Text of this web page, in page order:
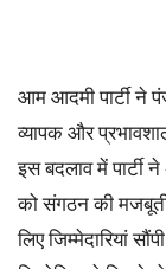
आम आदमी पार्टी
व्यापक और
इस बदलाव में
को संगठन की
लिए जिम्मेदारियां